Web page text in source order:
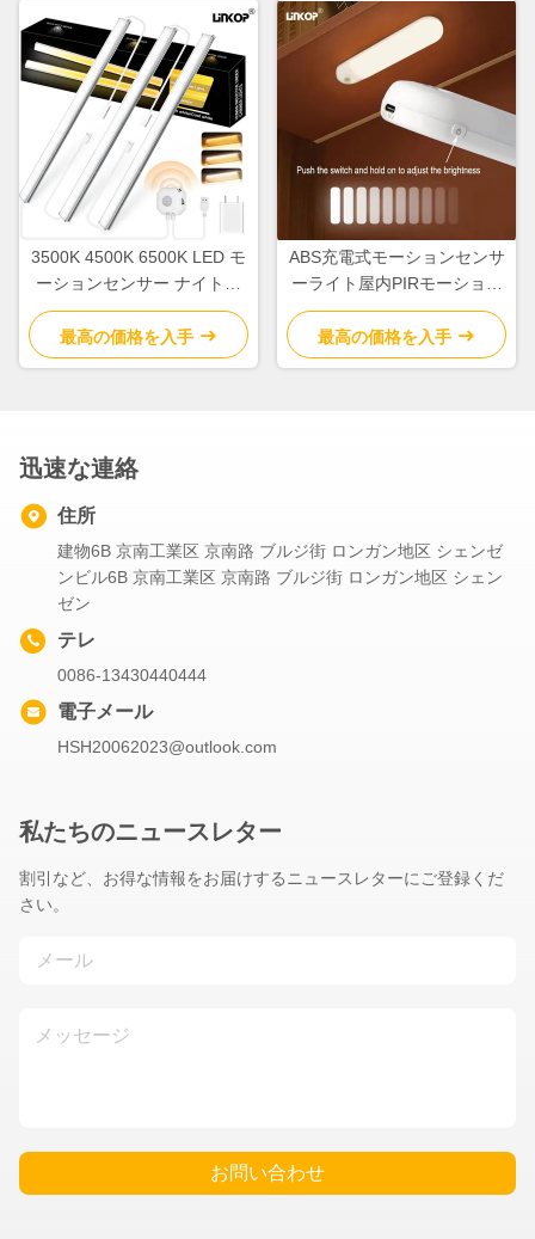
3500K 4500K 6500K LED モ
ーションセンサー ナイトラ
イト 室内 5V USB
最高の価格を入手
ABS充電式モーションセンサ
ーライト屋内PIRモーション
センサーライト2700K-
7000K
最高の価格を入手
迅速な連絡
住所
建物6B 京南工業区 京南路 ブルジ街 ロンガン地区 シェンゼ
ンビル6B 京南工業区 京南路 ブルジ街 ロンガン地区 シェン
ゼン
テレ
0086-13430440444
電子メール
HSH20062023@outlook.com
私たちのニュースレター
割引など、お得な情報をお届けするニュースレターにご登録くだ
さい。
お問い合わせ